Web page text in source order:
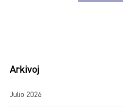
Arkivoj
Julio 2026